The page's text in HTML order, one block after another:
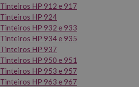
Tinteiros HP 912 e 917
Tinteiros HP 924
Tinteiros HP 932 e 933
Tinteiros HP 934 e 935
Tinteiros HP 937
Tinteiros HP 950 e 951
Tinteiros HP 953 e 957
Tinteiros HP 963 e 967